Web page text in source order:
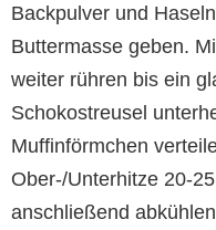
Backpulver und
Buttermasse geben.
weiter rühren bis ein
Schokostreusel
Muffinförmchen
Ober-/Unterhitze 20-
anschließend